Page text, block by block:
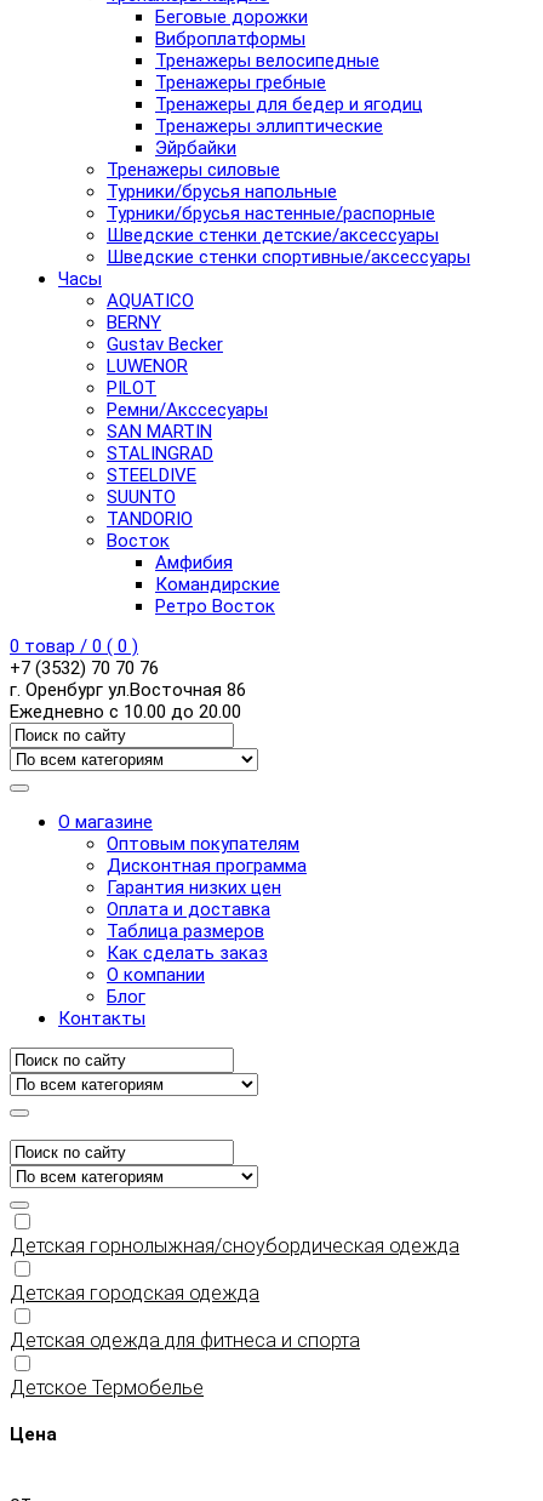
Беговые дорожки
Виброплатформы
Тренажеры велосипедные
Тренажеры гребные
Тренажеры для бедер и ягодиц
Тренажеры эллиптические
Эйрбайки
Тренажеры силовые
Турники/брусья напольные
Турники/брусья настенные/распорные
Шведские стенки детские/аксессуары
Шведские стенки спортивные/аксессуары
Часы
AQUATICO
BERNY
Gustav Becker
LUWENOR
PILOT
Pемни/Акссесуары
SAN MARTIN
STALINGRAD
STEELDIVE
SUUNTO
TANDORIO
Восток
Амфибия
Командирские
Ретро Восток
0 товар / 0 ( 0 )
+7 (3532) 70 70 76
г. Оренбург ул.Восточная 86
Ежедневно с 10.00 до 20.00
О магазине
Оптовым покупателям
Дисконтная программа
Гарантия низких цен
Оплата и доставка
Таблица размеров
Как сделать заказ
О компании
Блог
Контакты
Детская горнолыжная/сноубордическая одежда
Детская городская одежда
Детская одежда для фитнеса и спорта
Детское Термобелье
Цена